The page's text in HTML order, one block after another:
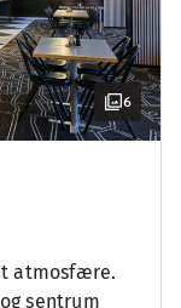
6
atmosfære.
sentrum